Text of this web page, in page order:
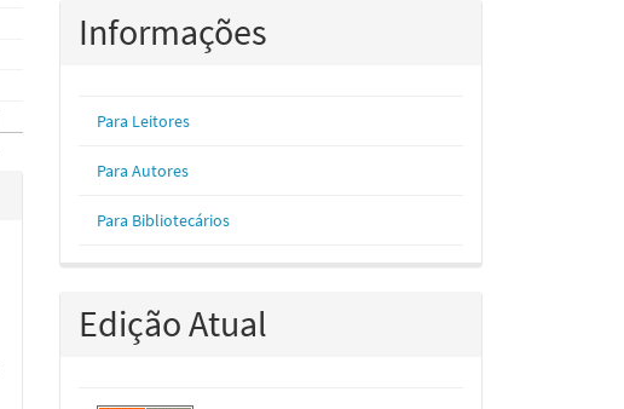
Informações
Para Leitores
Para Autores
Para Bibliotecários
Edição Atual